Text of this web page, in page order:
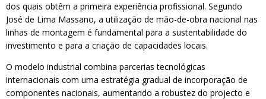
dos quais obtêm a primeira experiência profissional. Segundo
José de Lima Massano, a utilização de mão-de-obra nacional nas
linhas de montagem é fundamental para a sustentabilidade do
investimento e para a criação de capacidades locais.
O modelo industrial combina parcerias tecnológicas
internacionais com uma estratégia gradual de incorporação de
componentes nacionais, aumentando a robustez do projecto e